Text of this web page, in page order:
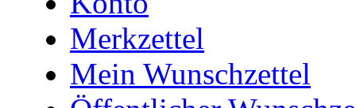
Merkzettel
Mein Wunschzettel